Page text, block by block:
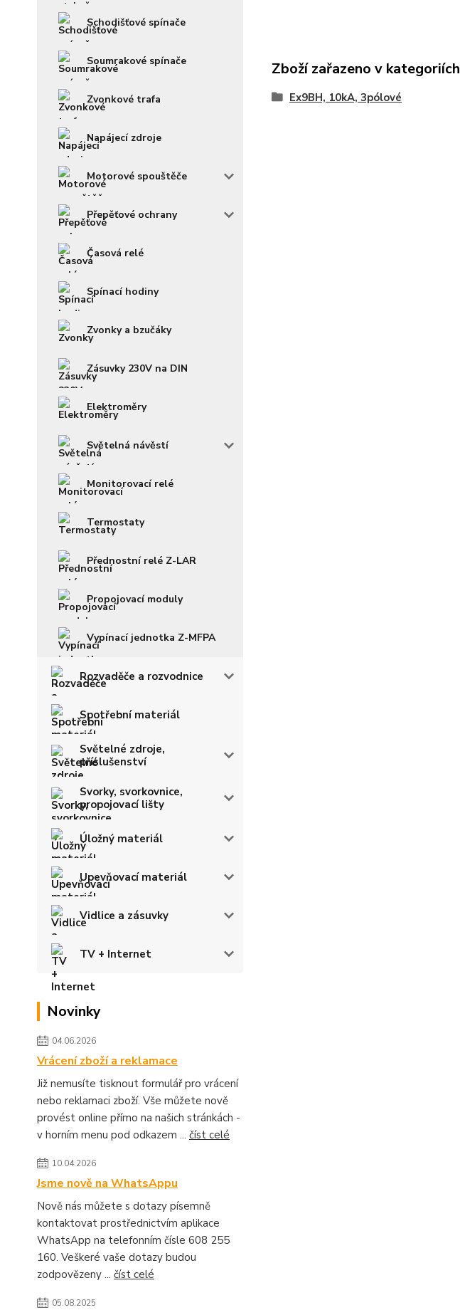
Schodišťové spínače
Soumrakové spínače
Zvonkové trafa
Napájecí zdroje
Motorové spouštěče
Přepěťové ochrany
Časová relé
Spínací hodiny
Zvonky a bzučáky
Zásuvky 230V na DIN
Elektroměry
Světelná návěstí
Monitorovací relé
Termostaty
Přednostní relé Z-LAR
Propojovací moduly
Vypínací jednotka Z-MFPA
Rozvaděče a rozvodnice
Spotřební materiál
Světelné zdroje,
příslušenství
Svorky, svorkovnice,
propojovací lišty
Úložný materiál
Upevňovací materiál
Vidlice a zásuvky
TV + Internet
Novinky
04.06.2026
Vrácení zboží a reklamace
Již nemusíte tisknout formulář pro vrácení
nebo reklamaci zboží. Vše můžete nově
provést online přímo na našich stránkách -
v horním menu pod odkazem ... číst celé
10.04.2026
Jsme nově na WhatsAppu
Nově nás můžete s dotazy písemně
kontaktovat prostřednictvím aplikace
WhatsApp na telefonním čísle 608 255
160. Veškeré vaše dotazy budou
zodpovězeny ... číst celé
05.08.2025
Zboží zařazeno v kategoriích
Ex9BH, 10kA, 3pólové